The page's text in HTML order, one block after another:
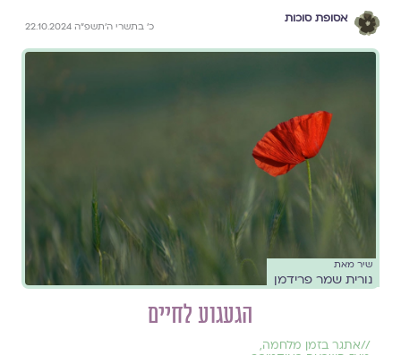
אסופת סוכות
כ׳ בתשרי ה׳תשפ״ה 22.10.2024
שיר מאת
נורית שמר פרידמן
הגעגוע לחיים
//אתגר בזמן מלחמה,